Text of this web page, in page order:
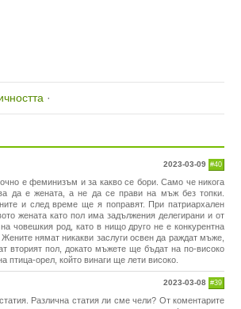
·
2023-03-09 #40
е феминизъм и за какво се бори. Само че никога
да е жената, а не да се прави на мъж без топки.
и след време ще я поправят. При патриархален
жената като пол има задължения делегирани и от
човешкия род, като в нищо друго не е конкурентна
нямат никакви заслуги освен да раждат мъже,
вторият пол, докато мъжете ще бъдат на по-високо
орел, който винаги ще лети високо.
2023-03-08 #39
Различна статия ли сме чели? От коментарите